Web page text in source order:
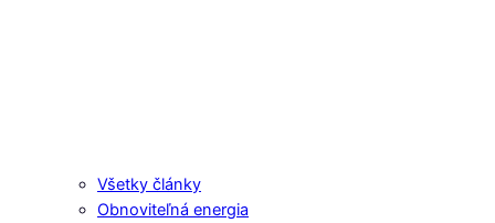
Všetky články
Obnoviteľná energia